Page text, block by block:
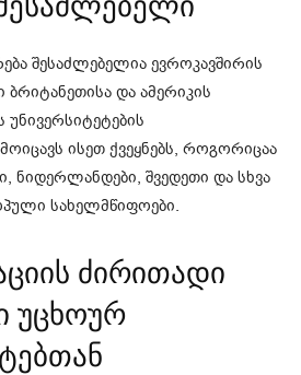
შესაძლებელია ევროკავშირის
ბრიტანეთისა და ამერიკის
ისეთ ქვეყნებს, როგორიცაა
ნიდერლანდები, შვედეთი და სხვა
სახელმწიფოები.
ძირითადი
უცხოურ